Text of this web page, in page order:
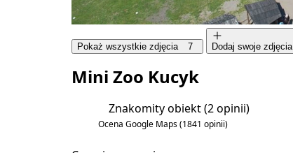
Pokaż wszystkie zdjęcia 7 Dodaj swoje zdjęcia
Mini Zoo Kucyk
Znakomity obiekt(2 opinii)
Ocena Google Maps(1841 opinii)